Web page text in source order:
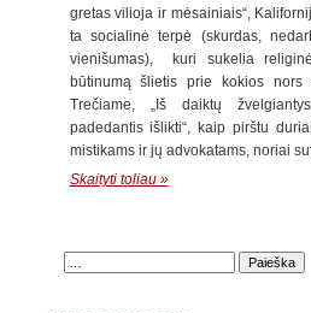
gretas vilioja ir mėsainiais“,
ta socialinė terpė (skurdas,
vienišumas), kuri sukelia
būtinumą šlietis prie kokios nors
Trečiame, „Iš daiktų
padedantis išlikti“, kaip pirštu
mistikams ir jų advokatams, noriai
Skaityti toliau »